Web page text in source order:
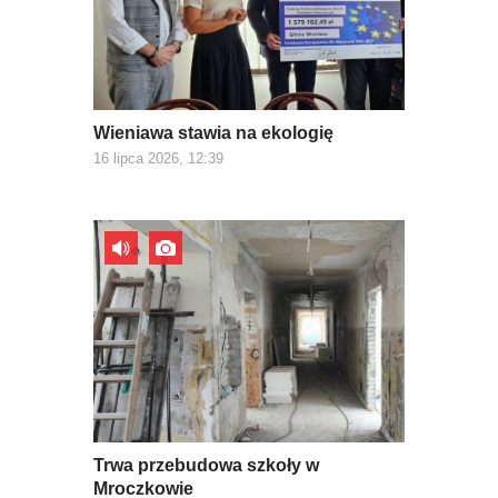
Wieniawa stawia na ekologię
16 lipca 2026, 12:39
Trwa przebudowa szkoły w
Mroczkowie